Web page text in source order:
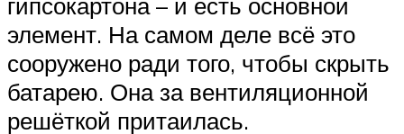
элемент. На самом деле всё это
сооружено ради того, чтобы скрыть
батарею. Она за вентиляционной
решёткой притаилась.